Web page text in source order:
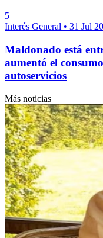
5
Interés General • 31 Jul
Maldonado está
aumentó el
autoservicios
Más noticias